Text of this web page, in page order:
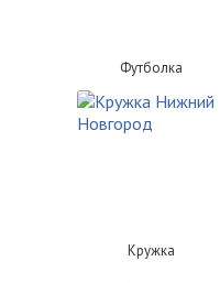
Футболка
Кружка